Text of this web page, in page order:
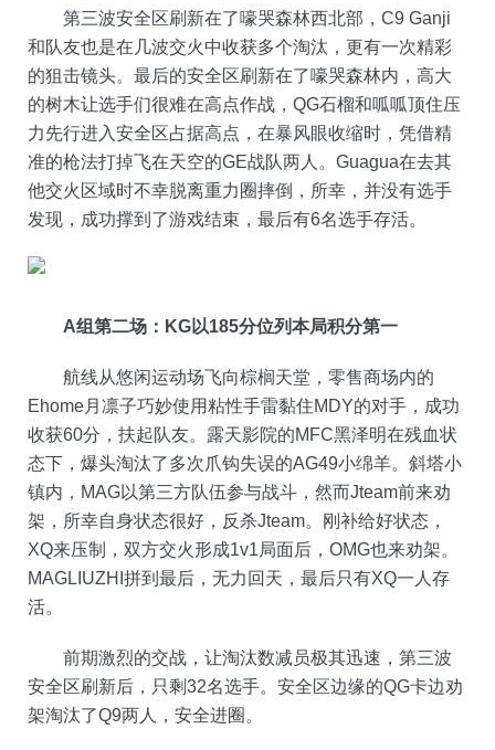
第三波安全区刷新在了嚎哭森林西北部，C9 Ganji
和队友也是在几波交火中收获多个淘汰，更有一次精彩
的狙击镜头。最后的安全区刷新在了嚎哭森林内，高大
的树木让选手们很难在高点作战，QG石榴和呱呱顶住压
力先行进入安全区占据高点，在暴风眼收缩时，凭借精
准的枪法打掉飞在天空的GE战队两人。Guagua在去其
他交火区域时不幸脱离重力圈摔倒，所幸，并没有选手
发现，成功撑到了游戏结束，最后有6名选手存活。
A组第二场：KG以185分位列本局积分第一
航线从悠闲运动场飞向棕榈天堂，零售商场内的
Ehome月凛子巧妙使用粘性手雷黏住MDY的对手，成功
收获60分，扶起队友。露天影院的MFC黑泽明在残血状
态下，爆头淘汰了多次爪钩失误的AG49小绵羊。斜塔小
镇内，MAG以第三方队伍参与战斗，然而Jteam前来劝
架，所幸自身状态很好，反杀Jteam。刚补给好状态，
XQ来压制，双方交火形成1v1局面后，OMG也来劝架。
MAGLIUZHI拼到最后，无力回天，最后只有XQ一人存
活。
前期激烈的交战，让淘汰数减员极其迅速，第三波
安全区刷新后，只剩32名选手。安全区边缘的QG卡边劝
架淘汰了Q9两人，安全进圈。